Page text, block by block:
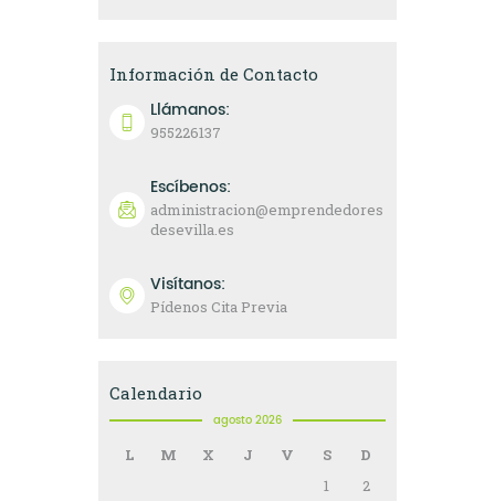
Información de Contacto
Llámanos:
955226137
Escíbenos:
administracion@emprendedores
desevilla.es
Visítanos:
Pídenos Cita Previa
Calendario
agosto 2026
L M X J V S
D
1
2